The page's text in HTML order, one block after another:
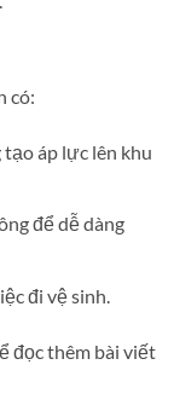
có:
áp lực lên khu
để dễ dàng
đi vệ sinh.
đọc thêm bài viết